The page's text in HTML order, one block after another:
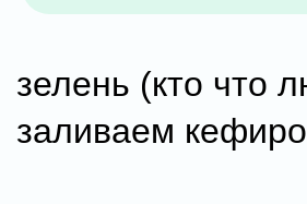
зелень (кто что
заливаем